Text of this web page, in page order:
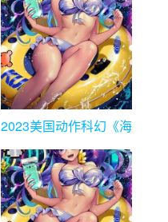
2023美国动作科幻《海
HD1080p.中英双字